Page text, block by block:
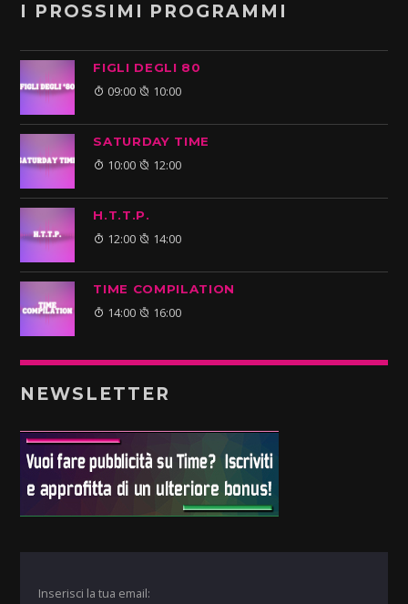
I PROSSIMI PROGRAMMI
FIGLI DEGLI 80
09:00 10:00
SATURDAY TIME
10:00 12:00
H.T.T.P.
12:00 14:00
TIME COMPILATION
14:00 16:00
NEWSLETTER
Inserisci la tua email: